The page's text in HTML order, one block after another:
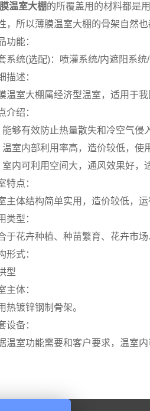
温室大棚的所覆盖用的材料都是
，所以薄膜温室大棚的骨架自然
能：
统(选配)：喷灌系统/内遮阳系统/
述：
室大棚属经济型温室，适用于我
绍：
有效防止热量散失和冷空气侵入
内部利用率高，造价较低，使用
可利用空间大，通风效果好，适
点：
体结构简单实用，造价较低，运
型：
花卉种植、种苗繁育、花卉市场
式：
体：
镀锌钢制骨架。
备：
室功能需要和客户要求，温室内